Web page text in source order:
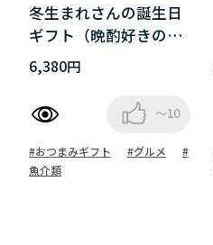
冬生まれさんの誕生日
ギフト（晩酌好きの方
へ）
6,380円
～10
#おつまみギフト #グルメ
#
魚介類